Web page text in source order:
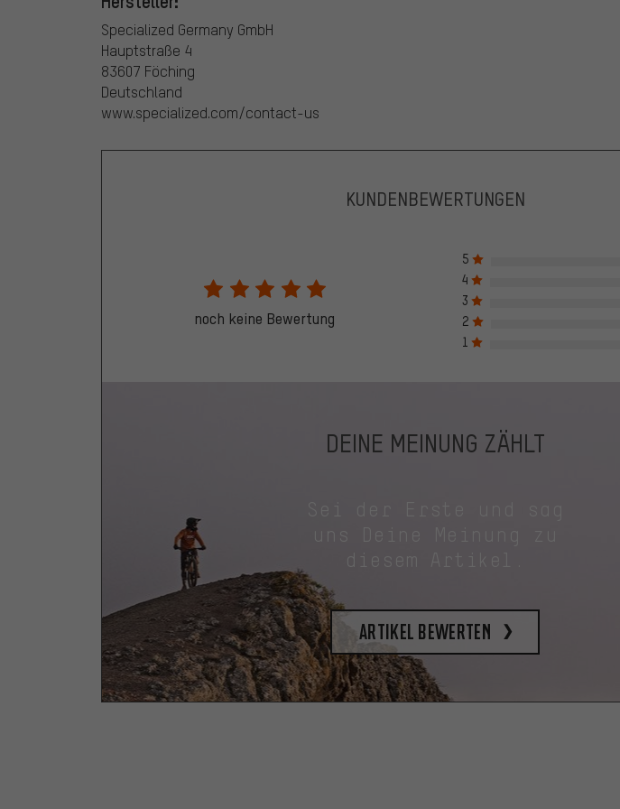
Specialized Germany GmbH
Hauptstraße 4
83607 Föching
Deutschland
www.specialized.com/contact-us
KUNDENBEWERTUNGEN
noch keine Bewertung
5
4
3
2
1
DEINE MEINUNG ZÄHLT
diesem Artikel.
Artikel bewerten